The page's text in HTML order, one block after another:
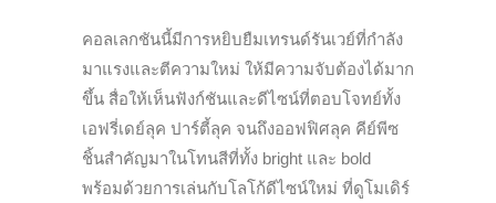
คอลเลกชันนี้มีการหยิบยืมเทรนด์รันเวย์ที่กำลัง
มาแรงและตีความใหม่ ให้มีความจับต้องได้มาก
ขึ้น สื่อให้เห็นฟังก์ชันและดีไซน์ที่ตอบโจทย์ทั้ง
เอฟรี่เดย์ลุค ปาร์ตี้ลุค จนถึงออฟฟิศลุค คีย์พีซ
ชิ้นสำคัญมาในโทนสีที่ทั้ง bright และ bold
พร้อมด้วยการเล่นกับโลโก้ดีไซน์ใหม่ ที่ดูโมเดิร์